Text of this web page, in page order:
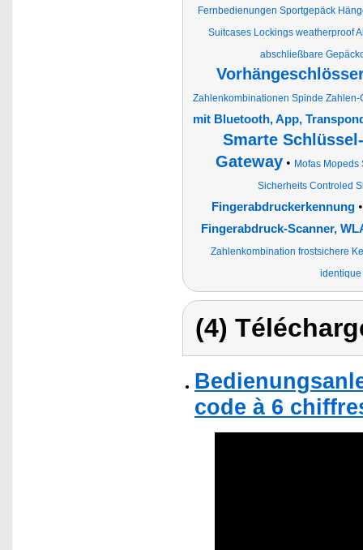
Fernbedienungen Sportgepäck
Suitcases Lockings weatherproof
abschließbare
Zahlenkombinationen Spinde
mit Bluetooth, App,
Smarte
Gateway • Mofas
Sicherheits Controled
Fingerabdruckerkennung
Fingerabdruck-Scanner,
Zahlenkombination frostsichere
(4)
code à 6